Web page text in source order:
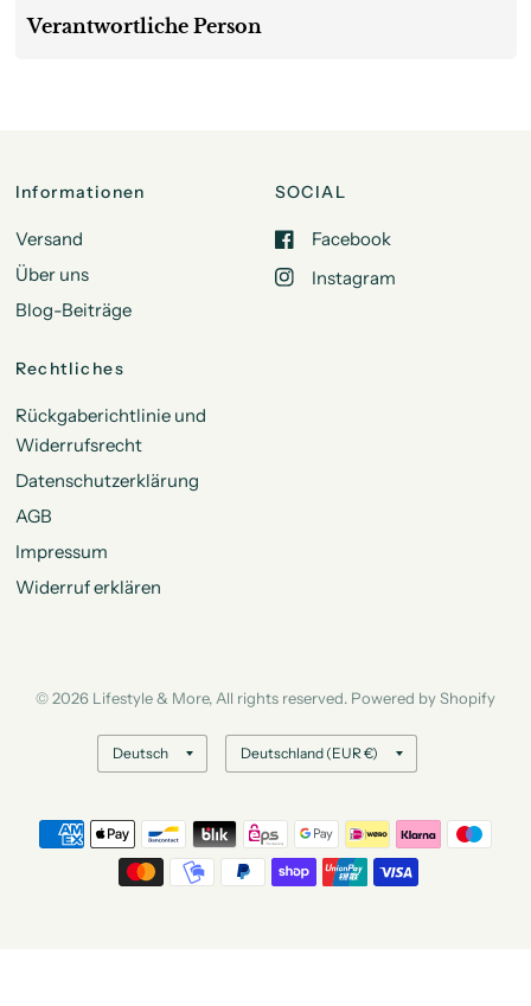
Verantwortliche Person
Informationen
Versand
Über uns
Blog-Beiträge
SOCIAL
Facebook
Instagram
Rechtliches
Rückgaberichtlinie und
Widerrufsrecht
Datenschutzerklärung
AGB
Impressum
Widerruf erklären
© 2026 Lifestyle & More, All rights reserved. Powered by Shopify
Land/Region
aktualisieren
Land/Region
aktualisieren